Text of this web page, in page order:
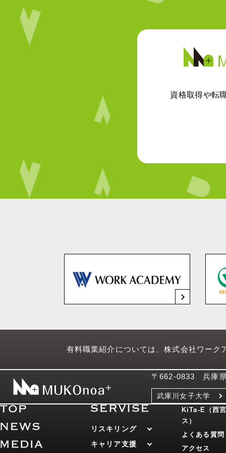
資格取得や転
有料職業紹介については、株式会社ワーク
〒662-0833 兵庫県
武庫川女子大学
リスキリング
キャリア支援
KiTa-E（西
ス）
よくある質問
アクセス